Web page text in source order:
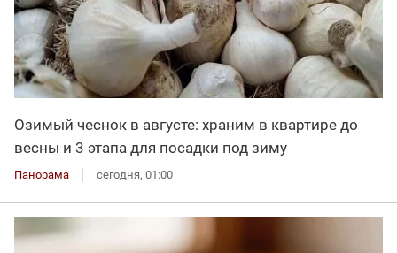
Озимый чеснок в августе: храним в квартире до
весны и 3 этапа для посадки под зиму
Панорама сегодня, 01:00